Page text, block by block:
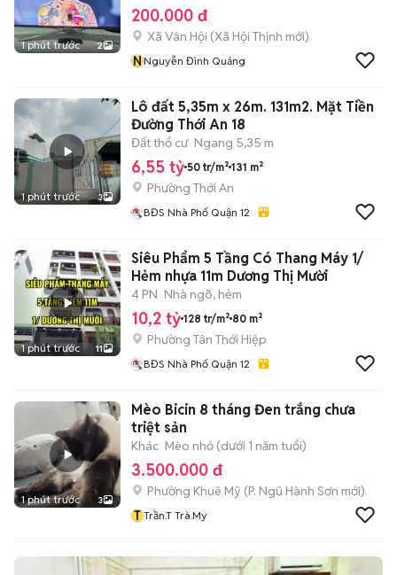
1 phút trước 2
200.000 đ
Xã Vân Hội (Xã Hội Thịnh mới)
NNguyễn Đình Quảng
1 phút trước 3
Lô đất 5,35m x 26m. 131m2. Mặt Tiền
Đường Thới An 18
Đất thổ cư Ngang 5,35 m
6,55 tỷ 50 tr/m² 131 m²
Phường Thới An
BĐS Nhà Phố Quận 12
1 phút trước 11
Siêu Phẩm 5 Tầng Có Thang Máy 1/
Hẻm nhựa 11m Dương Thị Mười
4 PN Nhà ngõ, hẻm
10,2 tỷ 128 tr/m² 80 m²
Phường Tân Thới Hiệp
BĐS Nhà Phố Quận 12
1 phút trước 3
Mèo Bicin 8 tháng Đen trắng chưa
triệt sản
Khác Mèo nhỏ (dưới 1 năm tuổi)
3.500.000 đ
Phường Khuê Mỹ (P. Ngũ Hành Sơn mới)
T Trần.T Trà.My